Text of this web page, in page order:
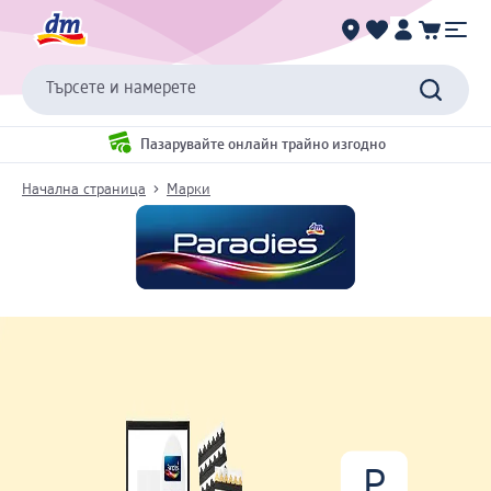
Търсете и намерете
Пазарувайте онлайн трайно изгодно
Начална страница Марки